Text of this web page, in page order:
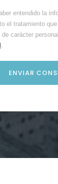
entendido la
el tratamiento
carácter
.